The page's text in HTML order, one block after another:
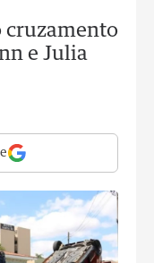
cruzamento
e Julia